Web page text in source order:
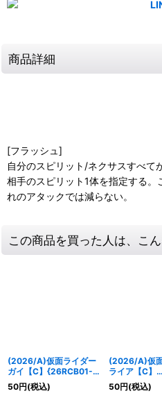
商品詳細
[フラッシュ]
自分のスピリット/ネクサスすべて
相手のスピリット1体を指定する
れのアタックでは減らない。
この商品を買った人は、こ
(2026/A)仮面ライダー
ガイ【C】{26RCB01-
029}《白》
50円(税込)
(2026/A)仮
ライア【C】
{26RCB01-
50円(税込)